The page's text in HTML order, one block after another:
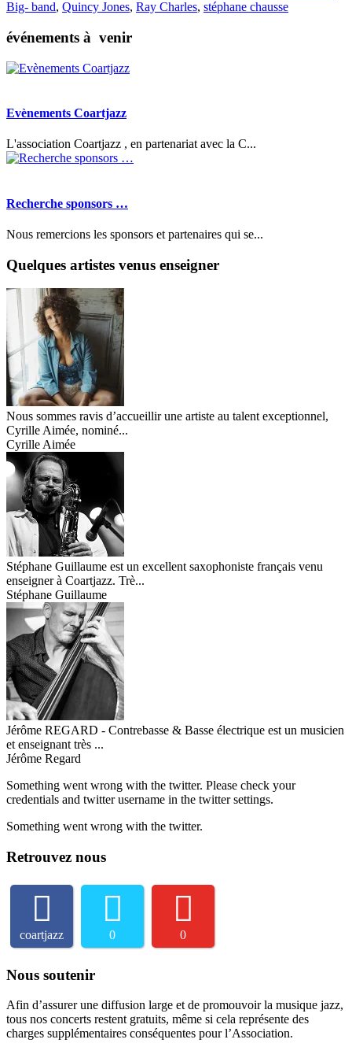
Big- band, Quincy Jones, Ray Charles, stéphane chausse
événements à venir
Evènements Coartjazz
L'association Coartjazz , en partenariat avec la C...
Recherche sponsors …
Nous remercions les sponsors et partenaires qui se...
Quelques artistes venus enseigner
Nous sommes ravis d’accueillir une artiste au talent exceptionnel,
Cyrille Aimée, nominé...
Cyrille Aimée
Stéphane Guillaume est un excellent saxophoniste français venu
enseigner à Coartjazz. Trè...
Stéphane Guillaume
Jérôme REGARD - Contrebasse & Basse électrique est un musicien
et enseignant très ...
Jérôme Regard
Something went wrong with the twitter. Please check your
credentials and twitter username in the twitter settings.
Something went wrong with the twitter.
Retrouvez nous
coartjazz 0 0
Nous soutenir
Afin d’assurer une diffusion large et de promouvoir la musique jazz,
tous nos concerts restent gratuits, même si cela représente des
charges supplémentaires conséquentes pour l’Association.